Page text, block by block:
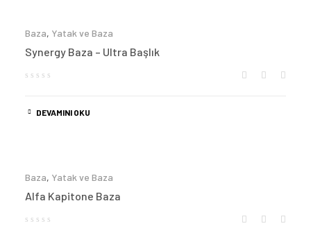
Baza, Yatak ve Baza
Synergy Baza – Ultra Başlık
DEVAMINI OKU
Baza, Yatak ve Baza
Alfa Kapitone Baza